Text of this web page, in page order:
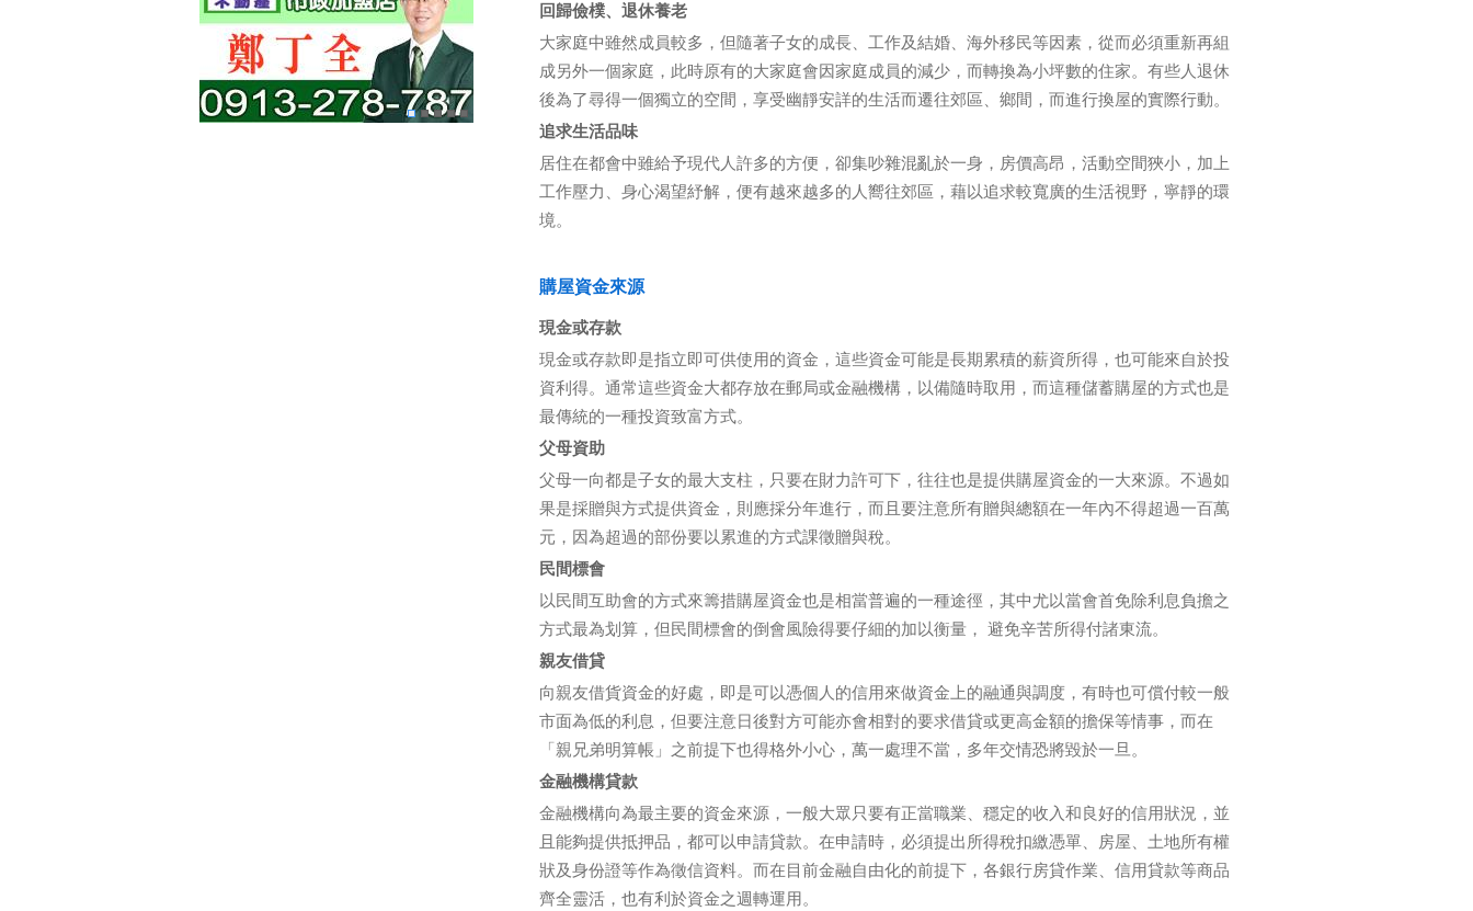
回歸儉樸、退休養老
大家庭中雖然成員較多，但隨著子女的成長、工作及結婚、海外移民等因素，從而必須重新再組
成另外一個家庭，此時原有的大家庭會因家庭成員的減少，而轉換為小坪數的住家。有些人退休
後為了尋得一個獨立的空間，享受幽靜安詳的生活而遷往郊區、鄉間，而進行換屋的實際行動。
追求生活品味
居住在都會中雖給予現代人許多的方便，卻集吵雜混亂於一身，房價高昂，活動空間狹小，加上
工作壓力、身心渴望紓解，便有越來越多的人嚮往郊區，藉以追求較寬廣的生活視野，寧靜的環
境。
購屋資金來源
現金或存款
現金或存款即是指立即可供使用的資金，這些資金可能是長期累積的薪資所得，也可能來自於投
資利得。通常這些資金大都存放在郵局或金融機構，以備隨時取用，而這種儲蓄購屋的方式也是
最傳統的一種投資致富方式。
父母資助
父母一向都是子女的最大支柱，只要在財力許可下，往往也是提供購屋資金的一大來源。不過如
果是採贈與方式提供資金，則應採分年進行，而且要注意所有贈與總額在一年內不得超過一百萬
元，因為超過的部份要以累進的方式課徵贈與稅。
民間標會
以民間互助會的方式來籌措購屋資金也是相當普遍的一種途徑，其中尤以當會首免除利息負擔之
方式最為划算，但民間標會的倒會風險得要仔細的加以衡量， 避免辛苦所得付諸東流。
親友借貸
向親友借貨資金的好處，即是可以憑個人的信用來做資金上的融通與調度，有時也可償付較一般
市面為低的利息，但要注意日後對方可能亦會相對的要求借貸或更高金額的擔保等情事，而在
「親兄弟明算帳」之前提下也得格外小心，萬一處理不當，多年交情恐將毀於一旦。
金融機構貸款
金融機構向為最主要的資金來源，一般大眾只要有正當職業、穩定的收入和良好的信用狀況，並
且能夠提供抵押品，都可以申請貸款。在申請時，必須提出所得稅扣繳憑單、房屋、土地所有權
狀及身份證等作為徵信資料。而在目前金融自由化的前提下，各銀行房貸作業、信用貸款等商品
齊全靈活，也有利於資金之週轉運用。